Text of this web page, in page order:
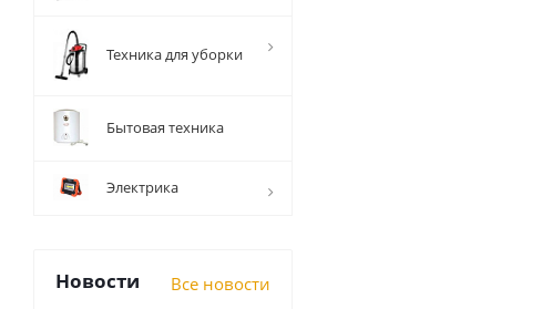
Техника для уборки
Бытовая техника
Электрика
Новости Все новости